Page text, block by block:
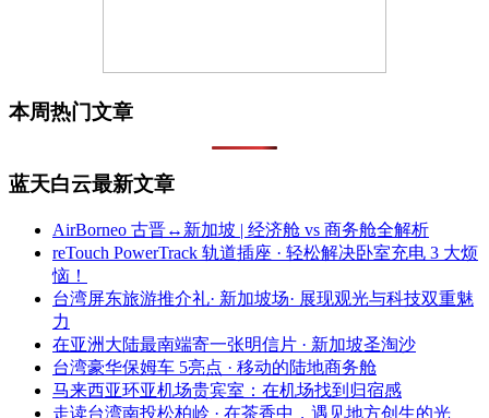
本周热门文章
蓝天白云最新文章
AirBorneo 古晋↔新加坡 | 经济舱 vs 商务舱全解析
reTouch PowerTrack 轨道插座 · 轻松解决卧室充电 3 大烦
恼！
台湾屏东旅游推介礼· 新加坡场· 展现观光与科技双重魅
力
在亚洲大陆最南端寄一张明信片 · 新加坡圣淘沙
台湾豪华保姆车 5亮点 · 移动的陆地商务舱
马来西亚环亚机场贵宾室：在机场找到归宿感
走读台湾南投松柏岭 · 在茶香中，遇见地方创生的光